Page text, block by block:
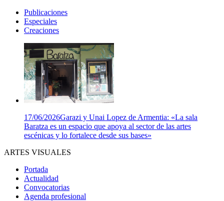
Publicaciones
Especiales
Creaciones
17/06/2026Garazi y Unai Lopez de Armentia: «La sala
Baratza es un espacio que apoya al sector de las artes
escénicas y lo fortalece desde sus bases»
ARTES VISUALES
Portada
Actualidad
Convocatorias
Agenda profesional